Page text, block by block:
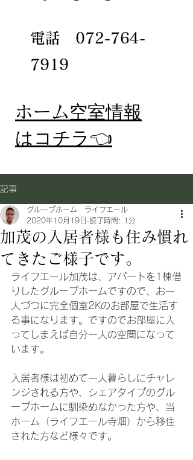
電話 072-764-
7919
​ホーム空室情報
​はコチラ👈
記事
加茂の入居者様も住み慣れ
てきたご様子です。
グループホーム ライフエール
2020年10月19日 読了時間: 1分
ライフエール加茂は、アパートを1棟借
りしたグループホームですので、お一
人づつに完全個室2Kのお部屋で生活す
る事になります。ですのでお部屋に入
ってしまえば自分一人の空間になって
います。
入居者様は初めて一人暮らしにチャレ
ンジされる方や、シェアタイプのグル
ープホームに馴染めなかった方や、当
ホーム（ライフエール寺畑）から移住
された方など様々です。